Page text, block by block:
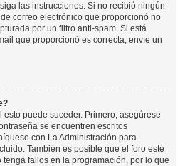
las instrucciones. Si no recibió ningún
correo electrónico que proporcionó no
por un filtro anti-spam. Si está
que proporcionó es correcta, envíe un
puede suceder. Primero, asegúrese
se encuentren escritos
con La Administración para
También es posible que el foro esté
fallos en la programación, por lo que